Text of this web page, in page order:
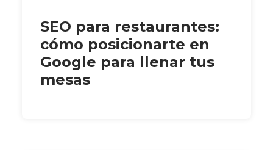
SEO para restaurantes:
cómo posicionarte en
Google para llenar tus
mesas